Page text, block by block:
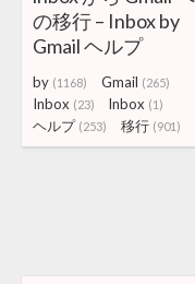
の移行 – Inbox by
Gmail ヘルプ
by (1168) Gmail (265)
Inbox (23) lnbox (1)
ヘルプ (253) 移行 (901)